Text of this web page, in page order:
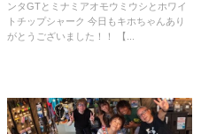
ンタGTとミナミアオモウミウシとホワイ
トチップシャーク 今日もキホちゃんあり
がとうございました！！ 【...